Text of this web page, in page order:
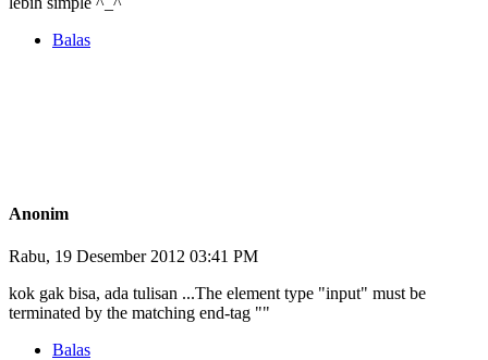
Balas
Anonim
Rabu, 19 Desember 2012 03:41 PM
kok gak bisa, ada tulisan ...The element type "input" must be
terminated by the matching end-tag ""
Balas